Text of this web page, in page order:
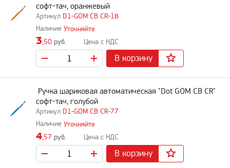
D1-GOM CB CR-18
софт-тач, оранжевый
Уточняйте
3,50 руб.
В корзину
D1-GOM CB CR-77
Ручка шариковая автоматическая "Dot GOM CB CR"
софт-тач, голубой
Уточняйте
4,57 руб.
В корзину